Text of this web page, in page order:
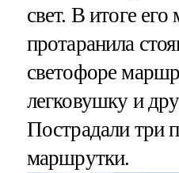
свет. В итоге
протаранила
светофоре
легковушку и
Пострадали три
маршрутки.